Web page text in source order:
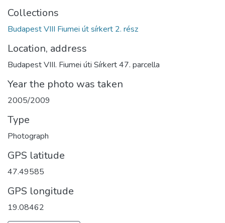
Collections
Budapest VIII Fiumei út sírkert 2. rész
Location, address
Budapest VIII. Fiumei úti Sírkert 47. parcella
Year the photo was taken
2005/2009
Type
Photograph
GPS latitude
47.49585
GPS longitude
19.08462